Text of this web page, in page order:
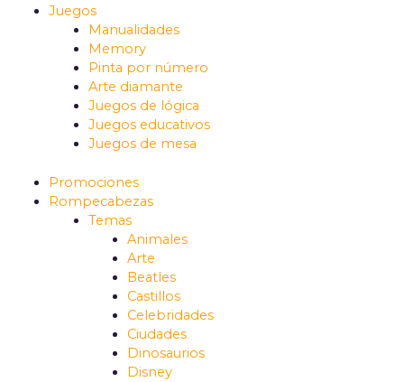
Juegos
Manualidades
Memory
Pinta por número
Arte diamante
Juegos de lógica
Juegos educativos
Juegos de mesa
Promociones
Rompecabezas
Temas
Animales
Arte
Beatles
Castillos
Celebridades
Ciudades
Dinosaurios
Disney